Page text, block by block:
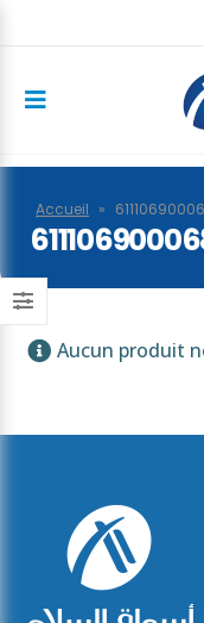
Accueil »
Aucun produit